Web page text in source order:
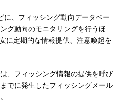
、フィッシング動向データベー
グ動向のモニタリングを行うほ
に定期的な情報提供、注意喚起を
、フィッシング情報の提供を呼び
でに発生したフィッシングメール